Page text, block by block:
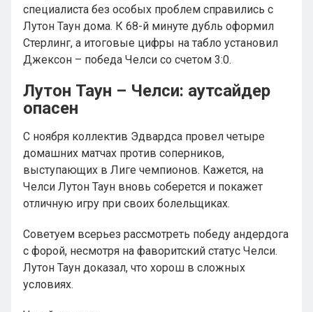
специалиста без особых проблем справились с
Лутон Таун дома. К 68-й минуте дубль оформил
Стерлинг, а итоговые цифры на табло установил
Джексон – победа Челси со счетом 3:0.
Лутон Таун – Челси: аутсайдер
опасен
С ноября коллектив Эдвардса провел четыре
домашних матчах против соперников,
выступающих в Лиге чемпионов. Кажется, на
Челси Лутон Таун вновь соберется и покажет
отличную игру при своих болельщиках.
Советуем всерьез рассмотреть победу андердога
с форой, несмотря на фаворитский статус Челси.
Лутон Таун доказал, что хорош в сложных
условиях.